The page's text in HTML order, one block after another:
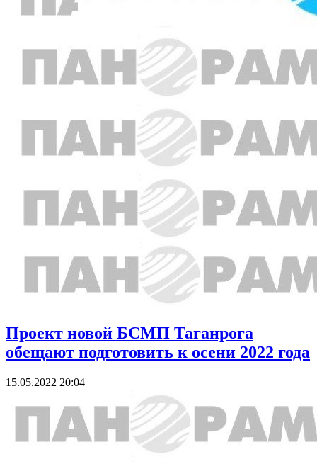
Проект новой БСМП Таганрога
обещают подготовить к осени 2022 года
15.05.2022 20:04